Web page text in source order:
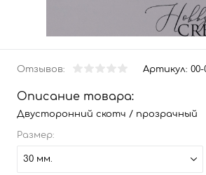
Отзывов: Артикул: 00-
Описание товара:
Двусторонний скотч / прозрачный
Размер:
30 мм.